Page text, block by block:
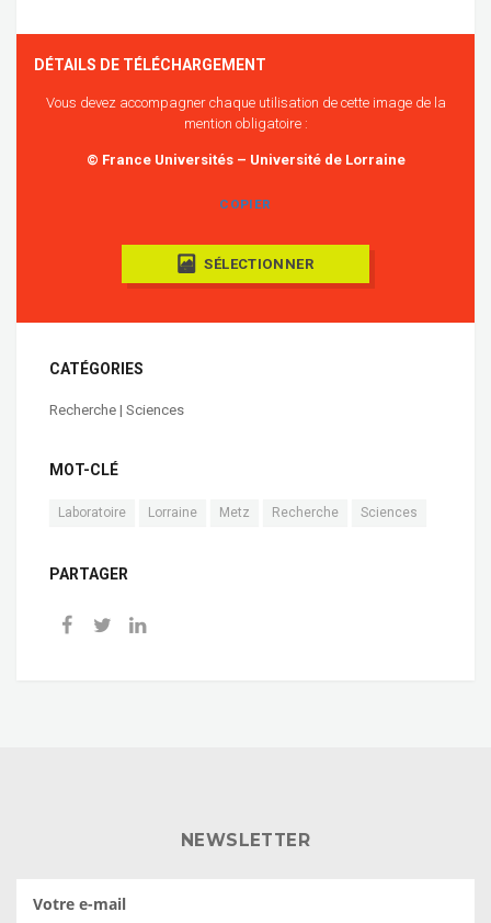
DÉTAILS DE TÉLÉCHARGEMENT
Vous devez accompagner chaque utilisation de cette image de la
mention obligatoire :
© France Universités – Université de Lorraine
COPIER
SÉLECTIONNER
CATÉGORIES
Recherche | Sciences
MOT-CLÉ
Laboratoire Lorraine Metz Recherche Sciences
PARTAGER
NEWSLETTER